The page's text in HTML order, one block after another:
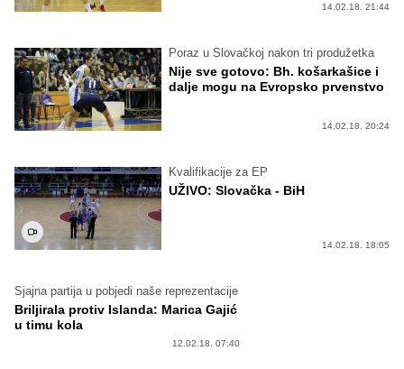
14.02.18. 21:44
Poraz u Slovačkoj nakon tri produžetka
Nije sve gotovo: Bh. košarkašice i
dalje mogu na Evropsko prvenstvo
14.02.18. 20:24
Kvalifikacije za EP
UŽIVO: Slovačka - BiH
14.02.18. 18:05
Sjajna partija u pobjedi naše reprezentacije
Briljirala protiv Islanda: Marica Gajić
u timu kola
12.02.18. 07:40